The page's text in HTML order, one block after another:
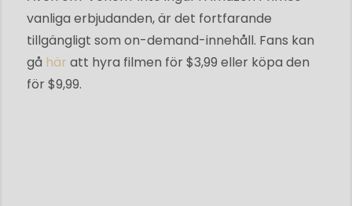
vanliga erbjudanden, är det fortfarande
tillgängligt som on-demand-innehåll. Fans kan
gå här att hyra filmen för $3,99 eller köpa den
för $9,99.